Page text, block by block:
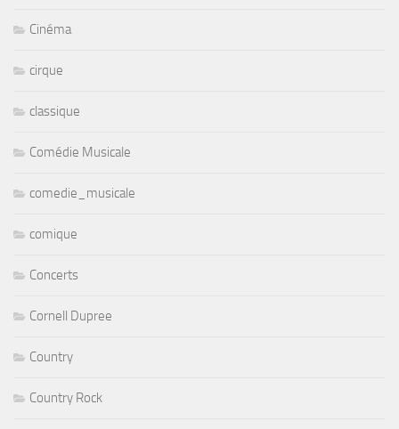
Cinéma
cirque
classique
Comédie Musicale
comedie_musicale
comique
Concerts
Cornell Dupree
Country
Country Rock